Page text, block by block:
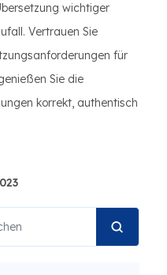
wichtiger
Vertrauen Sie
für
Sie die
korrekt, authentisch